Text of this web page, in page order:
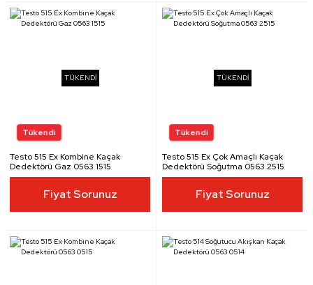
TÜKENDİ
Testo 515 Ex Kombine Kaçak
Dedektörü Gaz 0563 1515
Fiyat Sorunuz
TÜKENDİ
Testo 515 Ex Çok Amaçlı Kaçak
Dedektörü Soğutma 0563 2515
Fiyat Sorunuz